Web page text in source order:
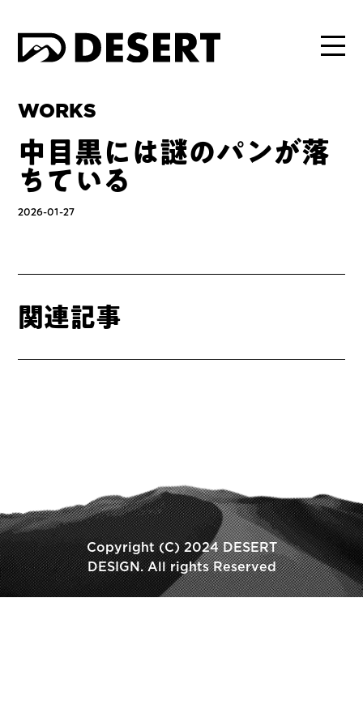
WORKS
中目黒には謎のパンが落
ちている
2026-01-27
関連記事
Copyright (C) 2024 DESERT
DESIGN. All rights Reserved